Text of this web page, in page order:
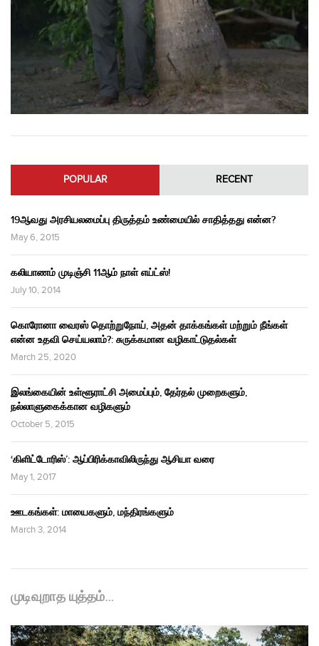
POPULAR RECENT
19ஆவது அரசியலமைப்பு திருத்தம் உண்மையில் சாதித்தது என்ன?
May 6, 2015
கலியாணம் முடிஞ்சி 11ஆம் நாள் எய்ட்ஸ்!
July 10, 2014
கொரோனா வைரஸ் தொற்றுநோய், அதன் தாக்கங்கள் மற்றும் நீங்கள்
என்ன உதவி செய்யலாம்?: சுருக்கமான வழிகாட்டுதல்கள்
March 25, 2020
இலங்கையின் உள்ளூராட்சி அமைப்பும், தேர்தல் முறைகளும்,
நல்லாளுகைக்கான வழிகளும்
October 5, 2015
‘கிளிட்டோரிஸ்’: ஆப்பிரிக்காவிலிருந்து ஆசியா வரை
May 1, 2017
ஊடகங்கள்: மாயைகளும், மந்திரங்களும்
March 3, 2014
முடிவுறாத யுத்தம்…